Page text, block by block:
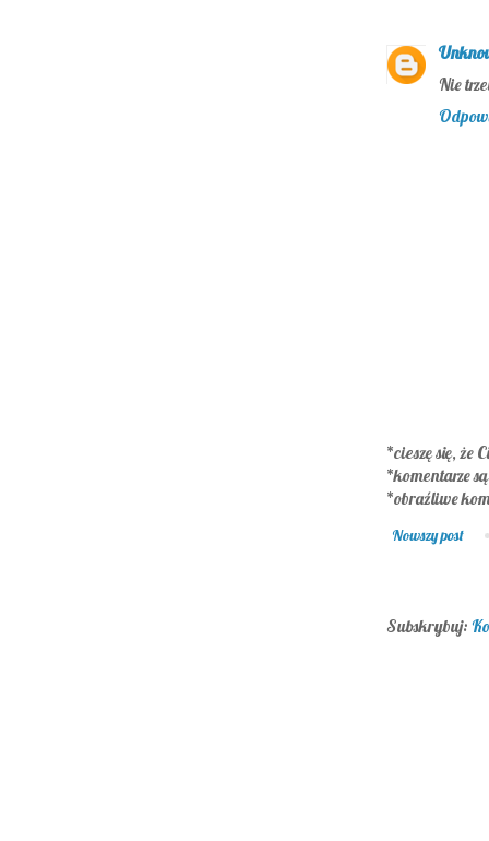
Nie
*cieszę się, że
*komentarze
*obraźliwe
Nowszy post
Subskrybuj: